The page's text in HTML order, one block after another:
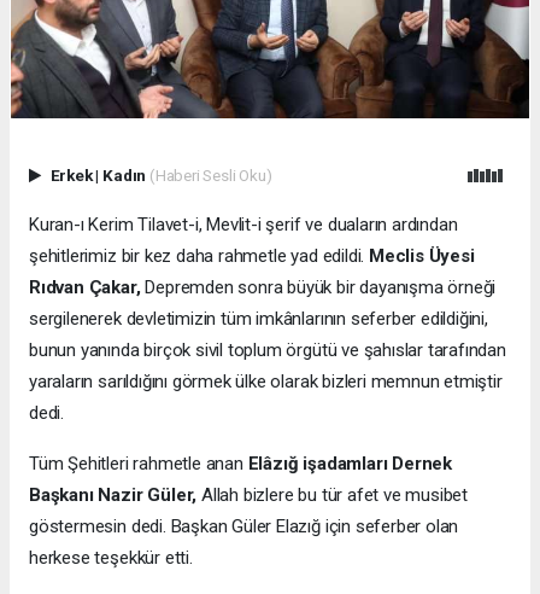
Erkek| Kadın (Haberi Sesli Oku)
Kuran-ı Kerim Tilavet-i, Mevlit-i şerif ve duaların ardından
şehitlerimiz bir kez daha rahmetle yad edildi. Meclis Üyesi
Rıdvan Çakar,Depremden sonra büyük bir dayanışma örneği
sergilenerek devletimizin tüm imkânlarının seferber edildiğini,
bunun yanında birçok sivil toplum örgütü ve şahıslar tarafından
yaraların sarıldığını görmek ülke olarak bizleri memnun etmiştir
dedi.
Tüm Şehitleri rahmetle anan Elâzığ işadamları Dernek
Başkanı Nazir Güler, Allah bizlere bu tür afet ve musibet
göstermesin dedi. Başkan Güler Elazığ için seferber olan
herkese teşekkür etti.